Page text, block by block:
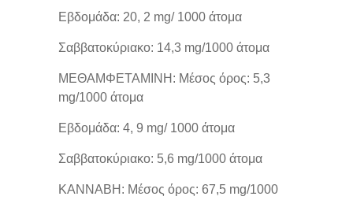
Eβδομάδα: 20, 2 mg/ 1000 άτομα
Σαββατοκύριακο: 14,3 mg/1000 άτομα
ΜΕΘΑΜΦΕΤΑΜΙΝΗ: Μέσος όρος: 5,3
mg/1000 άτομα
Eβδομάδα: 4, 9 mg/ 1000 άτομα
Σαββατοκύριακο: 5,6 mg/1000 άτομα
ΚΑΝΝΑΒΗ: Μέσος όρος: 67,5 mg/1000